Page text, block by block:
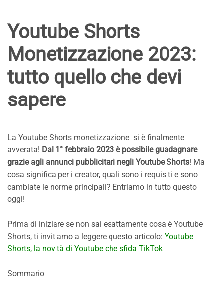
Youtube Shorts
Monetizzazione 2023:
tutto quello che devi
sapere
La Youtube Shorts monetizzazione si è finalmente
avverata! Dal 1° febbraio 2023 è possibile guadagnare
grazie agli annunci pubblicitari negli Youtube Shorts! Ma
cosa significa per i creator, quali sono i requisiti e sono
cambiate le norme principali? Entriamo in tutto questo
oggi!
Prima di iniziare se non sai esattamente cosa è Youtube
Shorts, ti invitiamo a leggere questo articolo: Youtube
Shorts, la novità di Youtube che sfida TikTok
Sommario